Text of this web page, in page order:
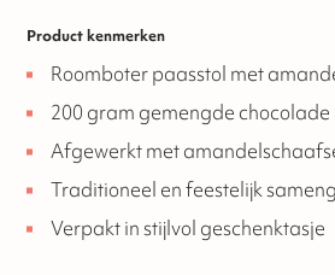
Product kenmerken
Roomboter paasstol met
200 gram gemengde
Afgewerkt met
Traditioneel en feestelijk
Verpakt in stijlvol geschenktasje